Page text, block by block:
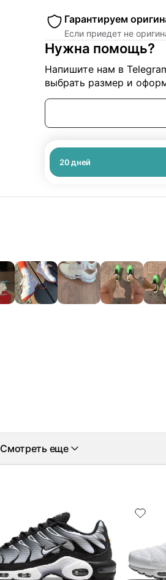
Гарантируем
Если приедет не
Нужна помощь?
Напишите нам в
выбрать размер и
20дней
Смотреть еще